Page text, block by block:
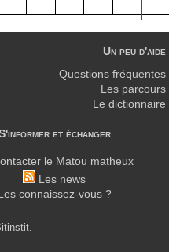
et échanger
le Matou matheux
Les news
Les connaissez-vous ?
Un peu d'aide
Questions fréquentes
Les parcours
Le dictionnaire